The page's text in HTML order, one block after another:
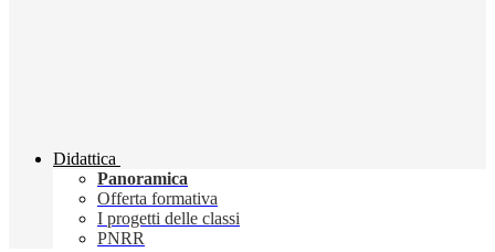
Didattica
Panoramica
Offerta formativa
I progetti delle classi
PNRR